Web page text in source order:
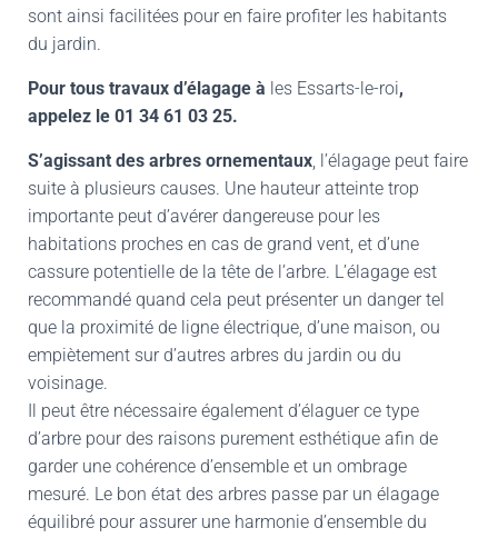
sont ainsi facilitées pour en faire profiter les habitants
du jardin.
Pour tous travaux d’élagage à les Essarts-le-roi,
appelez le 01 34 61 03 25.
S’agissant des arbres ornementaux, l’élagage peut faire
suite à plusieurs causes. Une hauteur atteinte trop
importante peut d’avérer dangereuse pour les
habitations proches en cas de grand vent, et d’une
cassure potentielle de la tête de l’arbre. L’élagage est
recommandé quand cela peut présenter un danger tel
que la proximité de ligne électrique, d’une maison, ou
empiètement sur d’autres arbres du jardin ou du
voisinage.
Il peut être nécessaire également d’élaguer ce type
d’arbre pour des raisons purement esthétique afin de
garder une cohérence d’ensemble et un ombrage
mesuré. Le bon état des arbres passe par un élagage
équilibré pour assurer une harmonie d’ensemble du